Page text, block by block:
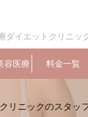
ダイエットクリニッ
容医療 料金一覧